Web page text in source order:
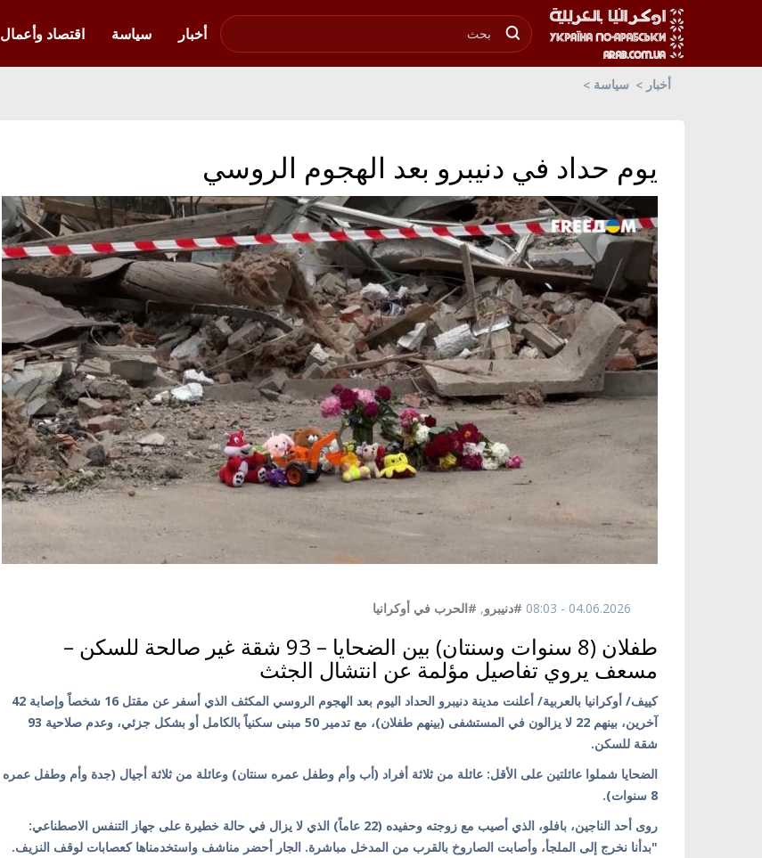
أخبار
سياسة اقتصاد وأعمال
أخبار سياسة
يوم حداد في دنيبرو بعد الهجوم الروسي
04.06.2026 - 08:03 #دنيبرو, #الحرب في أوكرانيا
طفلان (8 سنوات وسنتان) بين الضحايا – 93 شقة غير صالحة للسكن –
مسعف يروي تفاصيل مؤلمة عن انتشال الجثث
كييف/ أوكرانيا بالعربية/ أعلنت مدينة دنيبرو الحداد اليوم بعد الهجوم الروسي المكثف الذي أسفر عن مقتل 16 شخصاً وإصابة 42
آخرين، بينهم 22 لا يزالون في المستشفى (بينهم طفلان)، مع تدمير 50 مبنى سكنياً بالكامل أو بشكل جزئي، وعدم صلاحية 93
شقة للسكن.
الضحايا شملوا عائلتين على الأقل: عائلة من ثلاثة أفراد (أب وأم وطفل عمره سنتان) وعائلة من ثلاثة أجيال (جدة وأم وطفل عمره
8 سنوات).
روى أحد الناجين، بافلو، الذي أصيب مع زوجته وحفيده (22 عاماً) الذي لا يزال في حالة خطيرة على جهاز التنفس الاصطناعي:
"بدأنا نخرج إلى الملجأ، وأصابت الصاروخ بالقرب من المدخل مباشرة. الجار أحضر مناشف واستخدمناها كعصابات لوقف النزيف.